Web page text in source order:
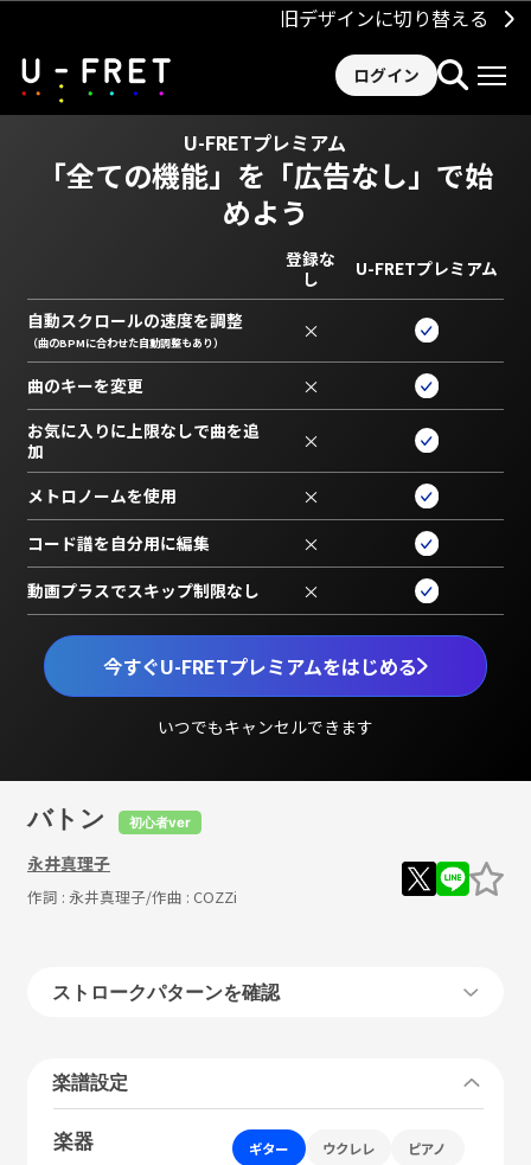
旧デザインに切り替える
ログイン
U-FRETプレミアム
「全ての機能」を 「広告なし」で始
めよう
今すぐU-FRETプレミアムをはじめる
いつでもキャンセルできます
登録な
し
U-FRETプレミアム
自動スクロールの速度を調整
（曲のBPMに合わせた自動調整もあり） ×
曲のキーを変更 ×
お気に入りに上限なしで曲を追
加
×
メトロノームを使用 ×
コード譜を自分用に編集 ×
動画プラスでスキップ制限なし ×
バトン 初心者ver
永井真理子
作詞 : 永井真理子/作曲 : COZZi
ストロークパターンを確認
楽譜設定
楽器 ギター ウクレレ ピアノ